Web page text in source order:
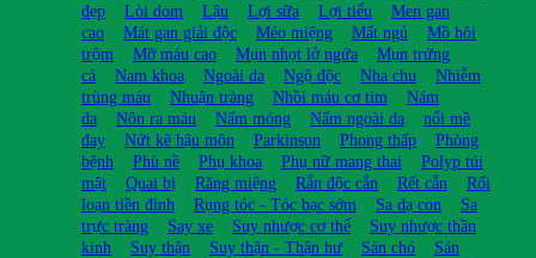
đẹp
Lòi dom Lậu Lợi sữa Lợi tiểu
Men gan
cao
Mát gan giải độc Méo miệng Mất ngủ
Mồ hôi
trộm
Mỡ máu cao Mụn nhọt lở ngứa
Mụn trứng
cá
Nam khoa Ngoài da Ngộ độc Nha chu
Nhiễm
trùng máu
Nhuận tràng Nhồi máu cơ tim
Nám
da
Nôn ra máu Nấm móng Nấm ngoài da
nổi mề
đay
Nứt kẽ hậu môn Parkinson Phong thấp
Phòng
bệnh
Phù nề Phụ khoa Phụ nữ mang thai
Polyp túi
mật
Quai bị Răng miệng Rắn độc cắn Rết cắn
Rối
loạn tiền đình
Rụng tóc - Tóc bạc sớm Sa dạ con
Sa
trực tràng
Say xe Suy nhược cơ thể
Suy nhược thần
kinh
Suy thận Suy thận - Thận hư Sán chó
Sán